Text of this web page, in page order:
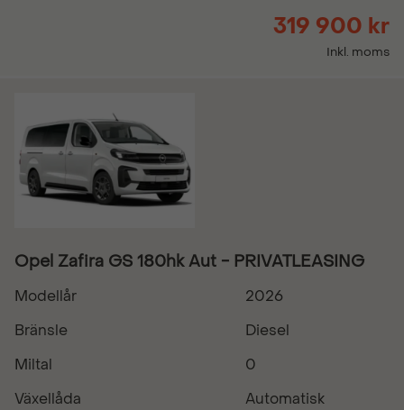
319 900 kr
Inkl. moms
Opel Zafira GS 180hk Aut - PRIVATLEASING
Modellår
2026
Bränsle
Diesel
Miltal
0
Växellåda
Automatisk